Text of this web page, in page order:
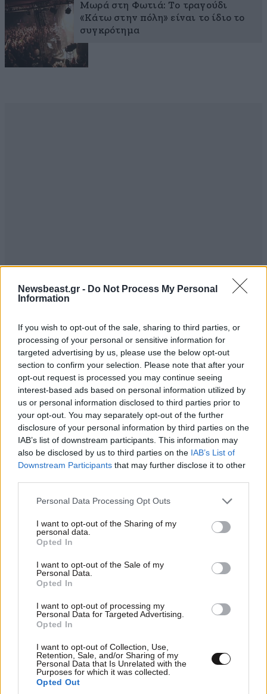
Newsbeast.gr - Do Not Process My Personal
Information
If you wish to opt-out of the sale, sharing to third parties, or
processing of your personal or sensitive information for
targeted advertising by us, please use the below opt-out
section to confirm your selection. Please note that after your
opt-out request is processed you may continue seeing
interest-based ads based on personal information utilized by
us or personal information disclosed to third parties prior to
your opt-out. You may separately opt-out of the further
disclosure of your personal information by third parties on the
IAB’s list of downstream participants. This information may
also be disclosed by us to third parties on the IAB’s List of
Downstream Participants that may further disclose it to other
Please note that this website/app uses one or more Google
not limited to your visit or usage behaviour. You may click to
grant or deny consent to Google and its third-party tags to
use your data for below specified purposes in below Google
consent section.
Personal Data Processing Opt Outs
I want to opt-out of the Sharing of my
personal data.
Opted In
I want to opt-out of the Sale of my
Personal Data.
Opted In
I want to opt-out of processing my
Personal Data for Targeted Advertising.
Opted In
I want to opt-out of Collection, Use,
Retention, Sale, and/or Sharing of my
Personal Data that Is Unrelated with the
Purposes for which it was collected.
Opted Out
Μωρά στη Φωτιά: Το τραγούδι
«Κάτω στην πόλη» είναι το ίδιο το
συγκρότημα
Ακολουθήστε τοNEWSBEASTστοGoogle News
και μάθετε πρώτοι όλες τις ειδήσεις
ΠΡΟΣΘΕΣΤΕ ΤΟ ΣΧΟΛΙΟ ΣΑΣ